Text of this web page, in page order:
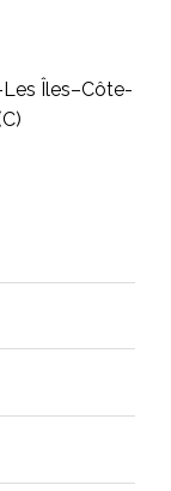
Îles–Côte-